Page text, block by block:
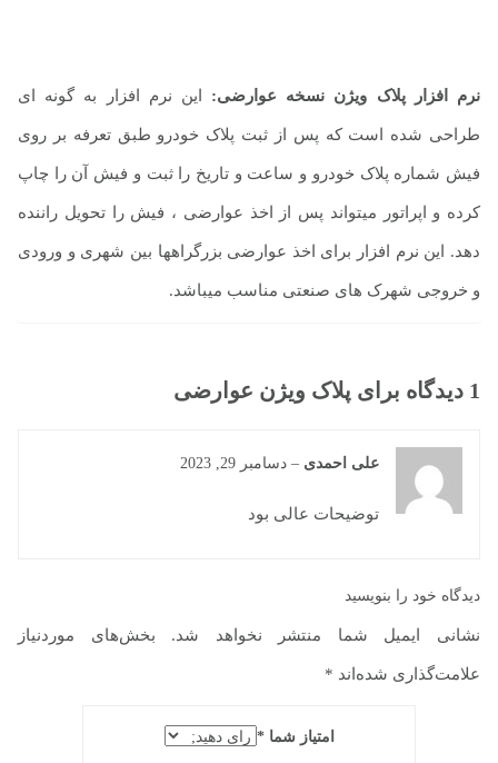
نرم افزار پلاک ویژن نسخه عوارضی: این نرم افزار به گونه ای
طراحی شده است که پس از ثبت پلاک خودرو طبق تعرفه بر روی
فیش شماره پلاک خودرو و ساعت و تاریخ را ثبت و فیش آن را چاپ
کرده و اپراتور میتواند پس از اخذ عوارضی ، فیش را تحویل راننده
دهد. این نرم افزار برای اخذ عوارضی بزرگراهها بین شهری و ورودی
و خروجی شهرک های صنعتی مناسب میباشد.
1 دیدگاه برای پلاک ویژن عوارضی
علی احمدی – دسامبر 29, 2023
توضیحات عالی بود
دیدگاه خود را بنویسید
نشانی ایمیل شما منتشر نخواهد شد. بخش‌های موردنیاز
علامت‌گذاری شده‌اند *
امتیاز شما*